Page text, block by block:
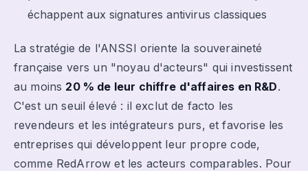
échappent aux signatures antivirus classiques
La stratégie de l'ANSSI oriente la souveraineté
française vers un "noyau d'acteurs" qui investissent
au moins 20 % de leur chiffre d'affaires en R&D.
C'est un seuil élevé : il exclut de facto les
revendeurs et les intégrateurs purs, et favorise les
entreprises qui développent leur propre code,
comme RedArrow et les acteurs comparables. Pour